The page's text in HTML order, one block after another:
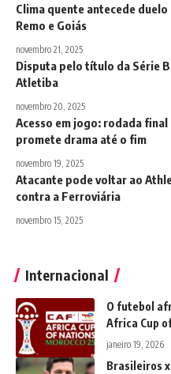
Clima quente antecede
Remo e Goiás
novembro 21, 2025
Disputa pelo título da Série
Atletiba
novembro 20, 2025
Acesso em jogo: rodada final
promete drama até o fim
novembro 19, 2025
Atacante pode voltar ao
contra a Ferroviária
novembro 15, 2025
Internacional
O futebol
Africa Cup
janeiro 19, 2026
Brasileiros